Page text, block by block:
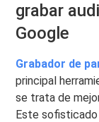
grabar
Google
Grabador de
principal
se trata de
Este